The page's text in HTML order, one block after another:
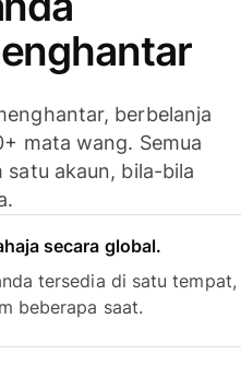
berbelanja
mata wang. Semua
satu akaun, bila-bila
secara global.
tersedia di satu tempat,
beberapa saat.